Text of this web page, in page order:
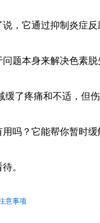
，它通过抑制炎症反
题本身来解决色素脱
缓了疼痛和不适，但
吗？它能帮你暂时缓
。
意事项